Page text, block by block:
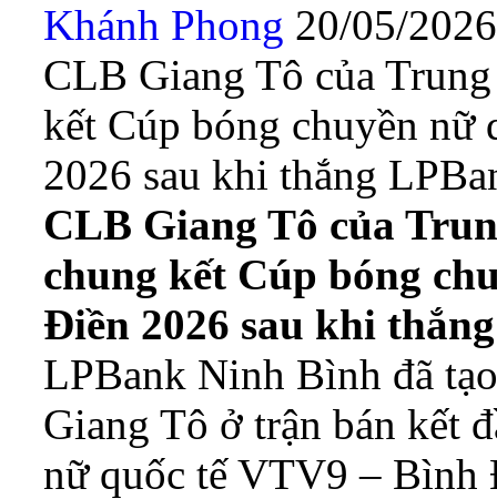
Khánh Phong 20/05/
CLB Giang Tô của
kết Cúp bóng chuyền
2026 sau khi thắng
CLB Giang Tô của
chung kết Cúp bóng
Điền 2026 sau khi
LPBank Ninh Bình đã
Giang Tô ở trận bán kết
nữ quốc tế VTV9 – Bình